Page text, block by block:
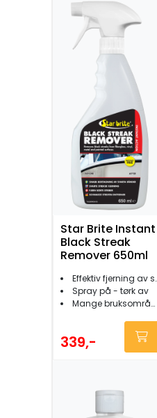
Star Brite Instant
Black Streak
Remover 650ml
Effektiv fjerning av sorte striper
Spray på - tørk av
Mange bruksområder
339,-